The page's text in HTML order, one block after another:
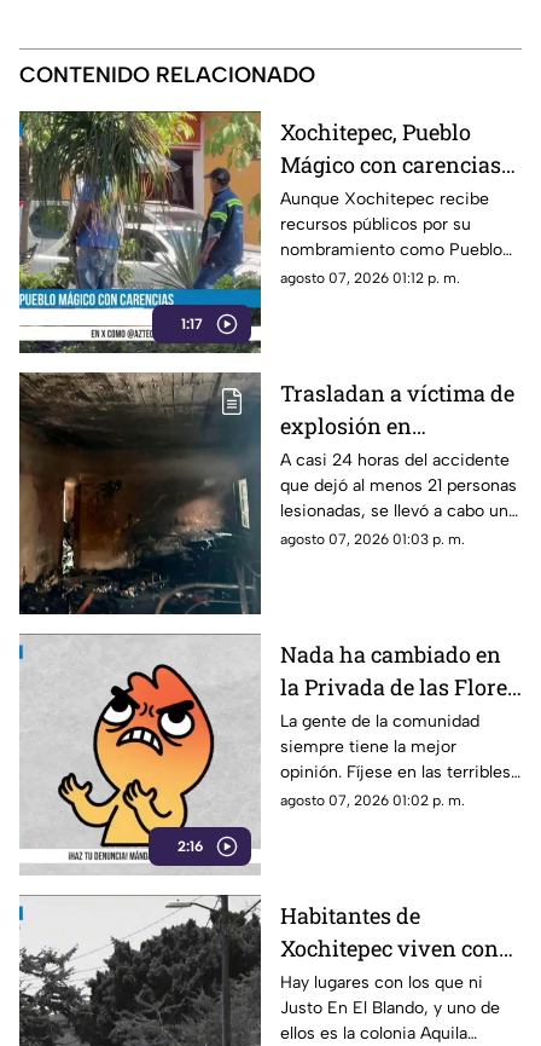
CONTENIDO RELACIONADO
1:17
Xochitepec, Pueblo
Mágico con carencias
en la zona Centro
Aunque Xochitepec recibe
recursos públicos por su
nombramiento como Pueblo
Mágico, en el primer cuadro
agosto 07, 2026 01:12 p. m.
Trasladan a víctima de
explosión en
Cuernavaca a hospital
especializado
A casi 24 horas del accidente
que dejó al menos 21 personas
lesionadas, se llevó a cabo un
traslado aéreo de una de las
agosto 07, 2026 01:03 p. m.
2:16
Nada ha cambiado en
la Privada de las Flores
de Tepoztlán,
ciudadanos viven sin
pavimento ni drenaje
La gente de la comunidad
siempre tiene la mejor
opinión. Fíjese en las terribles
condiciones en las que viven
agosto 07, 2026 01:02 p. m.
Habitantes de
Xochitepec viven con
miedo ante la falta de
alumbrado público
Hay lugares con los que ni
Justo En El Blando, y uno de
ellos es la colonia Aquila